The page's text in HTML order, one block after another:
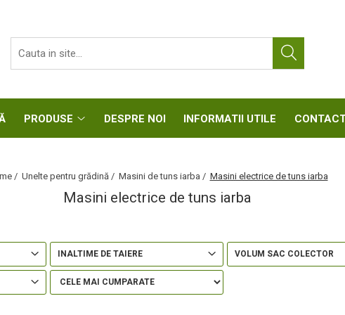
/ Unelte pentru grădină / Masini de tuns iarba / Masini electrice de tuns iarba
Masini electrice de tuns iarba
INALTIME DE TAIERE VOLUM SAC COLECTOR